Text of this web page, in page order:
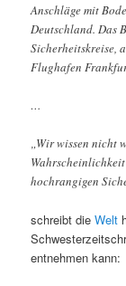
Anschläge mit
Deutschland. Das
Sicherheitskreise,
Flughafen
…
„Wir wissen nicht
hochrangigen
schreibt dieWelt
entnehmen kann: